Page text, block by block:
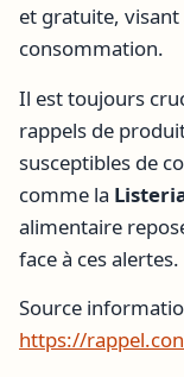
et gratuite,
consommation.
Il est toujours
rappels de
susceptibles de
comme la
alimentaire
face à ces alertes.
Source
https://